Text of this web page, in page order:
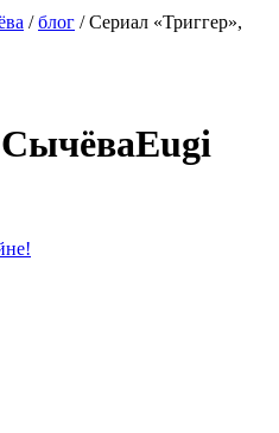
/блог /Сериал «Триггер»,
Eugi